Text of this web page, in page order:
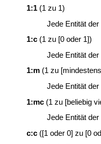
1:1(1 zu 1)
Jede Entität
1:c(1 zu [0 oder 1])
Jede Entität
1:m(1 zu
Jede Entität
1:mc(1 zu [beliebig
Jede Entität
c:c([1 oder 0] zu [0